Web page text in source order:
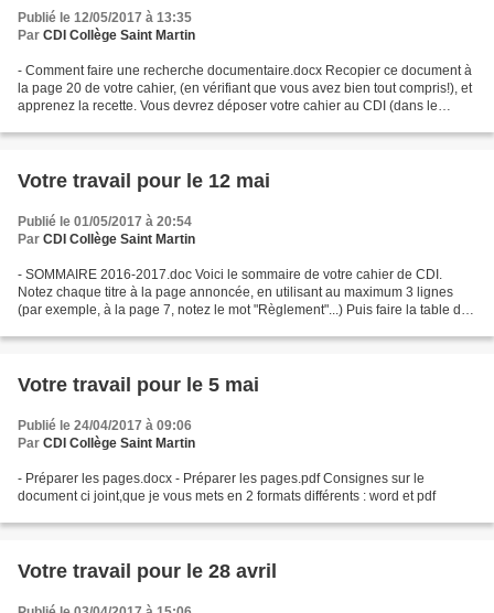
Publié le 12/05/2017 à 13:35
Par CDI Collège Saint Martin
- Comment faire une recherche documentaire.docx Recopier ce document à
la page 20 de votre cahier, (en vérifiant que vous avez bien tout compris!), et
apprenez la recette. Vous devrez déposer votre cahier au CDI (dans le
Votre travail pour le 12 mai
Publié le 01/05/2017 à 20:54
Par CDI Collège Saint Martin
- SOMMAIRE 2016-2017.doc Voici le sommaire de votre cahier de CDI.
Notez chaque titre à la page annoncée, en utilisant au maximum 3 lignes
(par exemple, à la page 7, notez le mot "Règlement"...) Puis faire la table des
Votre travail pour le 5 mai
Publié le 24/04/2017 à 09:06
Par CDI Collège Saint Martin
- Préparer les pages.docx - Préparer les pages.pdf Consignes sur le
document ci joint,que je vous mets en 2 formats différents : word et pdf
Votre travail pour le 28 avril